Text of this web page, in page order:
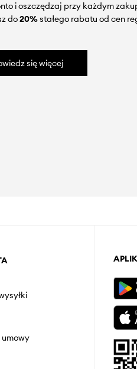
i oszczędzaj przy każdym
do20%stałego rabatu od cen
się więcej